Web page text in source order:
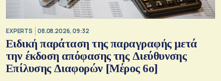
EXPERTS 08.08.2026, 09:32
Ειδική παράταση της παραγραφής μετά
την έκδοση απόφασης της Διεύθυνσης
Επίλυσης Διαφορών [Μέρος 6ο]